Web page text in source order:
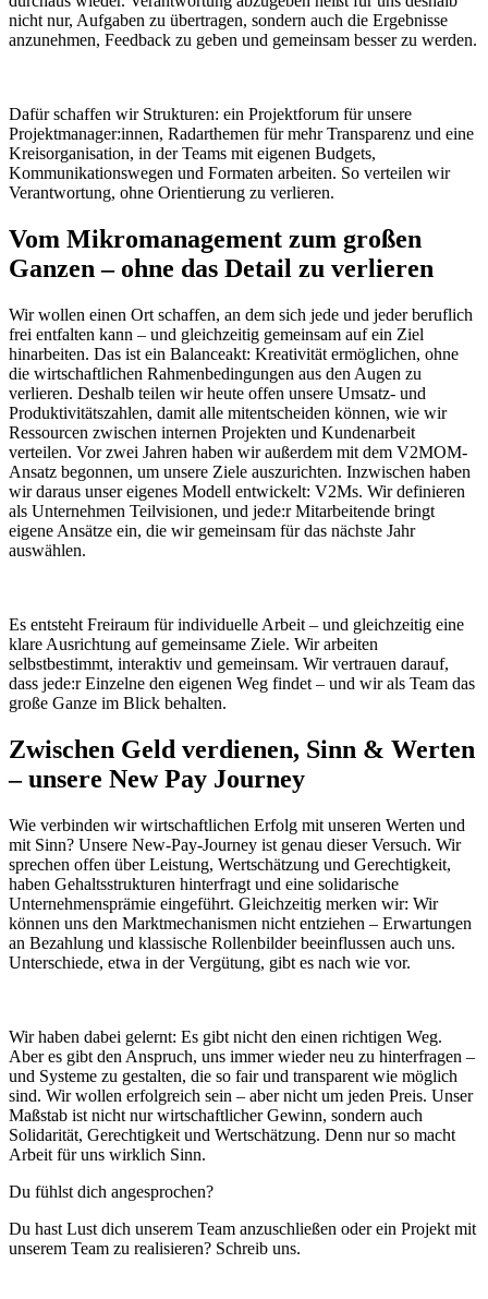
nicht nur, Aufgaben zu übertragen, sondern auch die Ergebnisse
anzunehmen, Feedback zu geben und gemeinsam besser zu werden.
Dafür schaffen wir Strukturen: ein Projektforum für unsere
Projektmanager:innen, Radarthemen für mehr Transparenz und eine
Kreisorganisation, in der Teams mit eigenen Budgets,
Kommunikationswegen und Formaten arbeiten. So verteilen wir
Verantwortung, ohne Orientierung zu verlieren.
Vom Mikromanagement zum großen
Ganzen – ohne das Detail zu verlieren
Wir wollen einen Ort schaffen, an dem sich jede und jeder beruflich
frei entfalten kann – und gleichzeitig gemeinsam auf ein Ziel
hinarbeiten. Das ist ein Balanceakt: Kreativität ermöglichen, ohne
die wirtschaftlichen Rahmenbedingungen aus den Augen zu
verlieren. Deshalb teilen wir heute offen unsere Umsatz- und
Produktivitätszahlen, damit alle mitentscheiden können, wie wir
Ressourcen zwischen internen Projekten und Kundenarbeit
verteilen. Vor zwei Jahren haben wir außerdem mit dem V2MOM-
Ansatz begonnen, um unsere Ziele auszurichten. Inzwischen haben
wir daraus unser eigenes Modell entwickelt: V2Ms. Wir definieren
als Unternehmen Teilvisionen, und jede:r Mitarbeitende bringt
eigene Ansätze ein, die wir gemeinsam für das nächste Jahr
auswählen.
Es entsteht Freiraum für individuelle Arbeit – und gleichzeitig eine
klare Ausrichtung auf gemeinsame Ziele. Wir arbeiten
selbstbestimmt, interaktiv und gemeinsam. Wir vertrauen darauf,
dass jede:r Einzelne den eigenen Weg findet – und wir als Team das
große Ganze im Blick behalten.
Zwischen Geld verdienen, Sinn & Werten
– unsere New Pay Journey
Wie verbinden wir wirtschaftlichen Erfolg mit unseren Werten und
mit Sinn? Unsere New-Pay-Journey ist genau dieser Versuch. Wir
sprechen offen über Leistung, Wertschätzung und Gerechtigkeit,
haben Gehaltsstrukturen hinterfragt und eine solidarische
Unternehmensprämie eingeführt. Gleichzeitig merken wir: Wir
können uns den Marktmechanismen nicht entziehen – Erwartungen
an Bezahlung und klassische Rollenbilder beeinflussen auch uns.
Unterschiede, etwa in der Vergütung, gibt es nach wie vor.
Wir haben dabei gelernt: Es gibt nicht den einen richtigen Weg.
Aber es gibt den Anspruch, uns immer wieder neu zu hinterfragen –
und Systeme zu gestalten, die so fair und transparent wie möglich
sind. Wir wollen erfolgreich sein – aber nicht um jeden Preis. Unser
Maßstab ist nicht nur wirtschaftlicher Gewinn, sondern auch
Solidarität, Gerechtigkeit und Wertschätzung. Denn nur so macht
Arbeit für uns wirklich Sinn.
Du fühlst dich angesprochen?
Du hast Lust dich unserem Team anzuschließen oder ein Projekt mit
unserem Team zu realisieren? Schreib uns.